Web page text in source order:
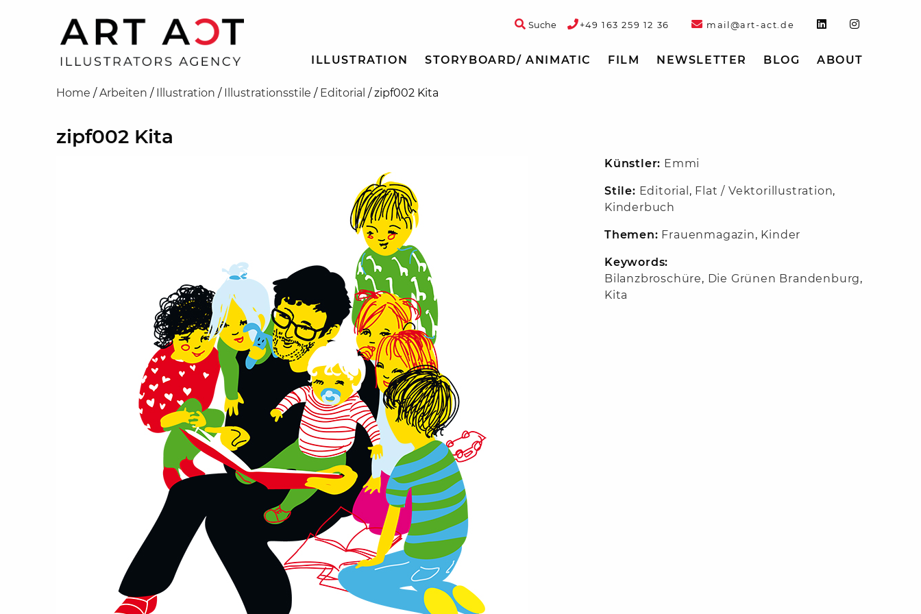
+49 163 259 12 36 mail@art-act.de
Suche
ILLUSTRATION STORYBOARD/ ANIMATIC FILM NEWSLETTER BLOG ABOUT
Home /Arbeiten / Illustration / Illustrationsstile / Editorial /zipf002 Kita
zipf002 Kita
Künstler: Emmi
Stile: Editorial , Flat / Vektorillustration,
Kinderbuch
Themen: Frauenmagazin, Kinder
Keywords:
Bilanzbroschüre, Die Grünen Brandenburg,
Kita